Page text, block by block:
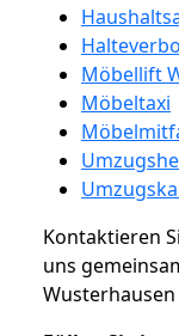
Möbellift
Möbeltaxi
Kontaktieren
uns